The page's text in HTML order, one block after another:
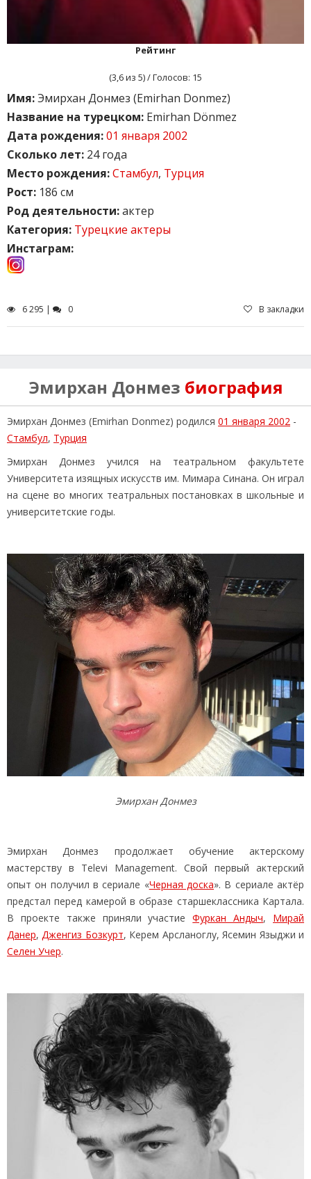
Рейтинг
(3,6из 5) / Голосов: 15
Имя:Эмирхан Донмез (Emirhan Donmez)
Название на турецком: Emirhan Dönmez
Дата рождения:01 января 2002
Сколько лет: 24 года
Место рождения:Стамбул, Турция
Рост: 186 см
Род деятельности:актер
Категория: Турецкие актеры
Инстаграм:
6 295 | 0 В закладки
Эмирхан Донмез биография
Эмирхан Донмез (Emirhan Donmez) родился 01 января 2002 -
Стамбул, Турция
Эмирхан Донмез учился на театральном факультете
Университета изящных искусств им. Мимара Синана. Он играл
на сцене во многих театральных постановках в школьные и
университетские годы.
Эмирхан Донмез
Эмирхан Донмез продолжает обучение актерскому
мастерству в Televi Management. Свой первый актерский
опыт он получил в сериале «Черная доска». В сериале актёр
предстал перед камерой в образе старшеклассника Картала.
В проекте также приняли участиеФуркан Андыч, Мирай
Данер,Дженгиз Бозкурт, Керем Арсланоглу, Ясемин Языджи и
Селен Учер.